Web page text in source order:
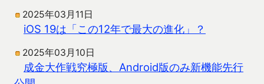
2025年03月11日
iOS 19は「この12年で最大の進化」？
2025年03月10日
成金大作戦究極版、Android版のみ新機能先行